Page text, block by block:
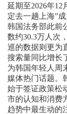
延期至2026年12
定去一趟上海”
韩国法务部此前
数约30.3万人次
巡的数据则更为
搜索量同比增长
为韩国年轻人周
媒体热门话题。
始于签证政策松
市的认知和消费
趋势中最生动的